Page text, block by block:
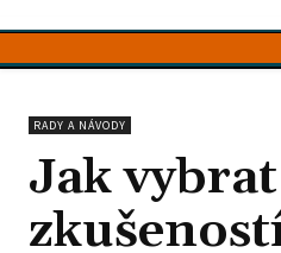
RADY A NÁVODY
Jak